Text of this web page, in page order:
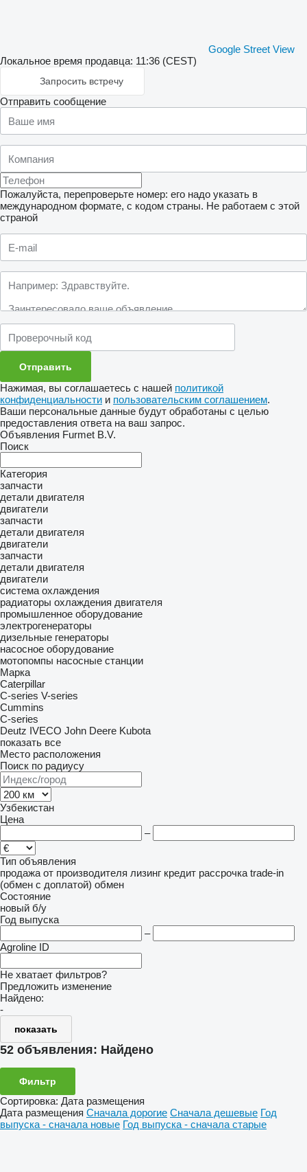
Google Street View
Локальное время продавца: 11:36 (CEST)
Запросить встречу
Отправить сообщение
Пожалуйста, перепроверьте номер: его надо указать в
международном формате, с кодом страны. Не работаем с этой
страной
Нажимая, вы соглашаетесь с нашей политикой
конфиденциальности и пользовательским соглашением.
Ваши персональные данные будут обработаны с целью
предоставления ответа на ваш запрос.
Объявления Furmet B.V.
Поиск
Категория
запчасти
детали двигателя
двигатели
запчасти
детали двигателя
двигатели
запчасти
детали двигателя
двигатели
система охлаждения
радиаторы охлаждения двигателя
промышленное оборудование
электрогенераторы
дизельные генераторы
насосное оборудование
мотопомпы насосные станции
Марка
Caterpillar
C-series V-series
Cummins
C-series
Deutz IVECO John Deere Kubota
показать все
Место расположения
Поиск по радиусу
Узбекистан
Цена
–
Тип объявления
продажа от производителя лизинг кредит рассрочка trade-in
(обмен с доплатой) обмен
Состояние
новый б/у
Год выпуска
–
Agroline ID
Не хватает фильтров?
Предложить изменение
Найдено:
-
показать
52 объявления: Найдено
Фильтр
Сортировка: Дата размещения
Дата размещения Сначала дорогие Сначала дешевые Год
выпуска - сначала новые Год выпуска - сначала старые